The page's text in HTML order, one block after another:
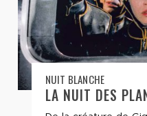
NUIT BLANCHE
LA NUIT DES